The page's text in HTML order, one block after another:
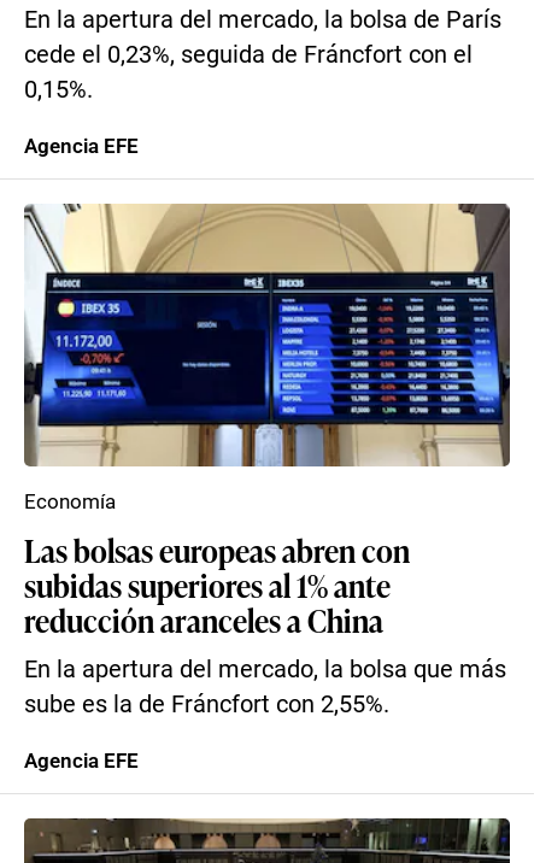
En la apertura del mercado, la bolsa de París
cede el 0,23%, seguida de Fráncfort con el
0,15%.
Agencia EFE
Las bolsas europeas abren con
subidas superiores al 1% ante
reducción aranceles a China
En la apertura del mercado, la bolsa que más
sube es la de Fráncfort con 2,55%.
Economía
Agencia EFE